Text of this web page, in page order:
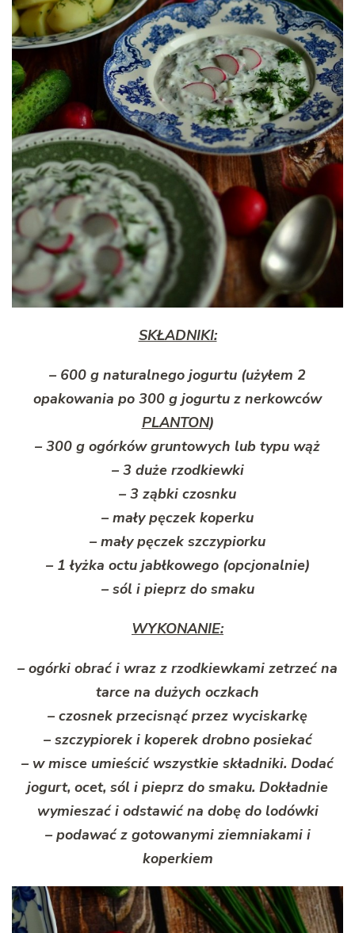
SKŁADNIKI:
– 600 g naturalnego jogurtu (użyłem 2
opakowania po 300 g jogurtu z nerkowców
PLANTON)
– 300 g ogórków gruntowych lub typu wąż
– 3 duże rzodkiewki
– 3 ząbki czosnku
– mały pęczek koperku
– mały pęczek szczypiorku
– 1 łyżka octu jabłkowego (opcjonalnie)
– sól i pieprz do smaku
WYKONANIE:
– ogórki obrać i wraz z rzodkiewkami zetrzeć na
tarce na dużych oczkach
– czosnek przecisnąć przez wyciskarkę
– szczypiorek i koperek drobno posiekać
– w misce umieścić wszystkie składniki. Dodać
jogurt, ocet, sól i pieprz do smaku. Dokładnie
wymieszać i odstawić na dobę do lodówki
– podawać z gotowanymi ziemniakami i
koperkiem